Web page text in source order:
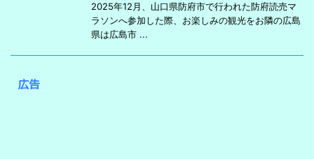
2025年12月、山口県防府市で行われた防府読売マ
ラソンへ参加した際、お楽しみの観光をお隣の広島
県は広島市 ...
広告